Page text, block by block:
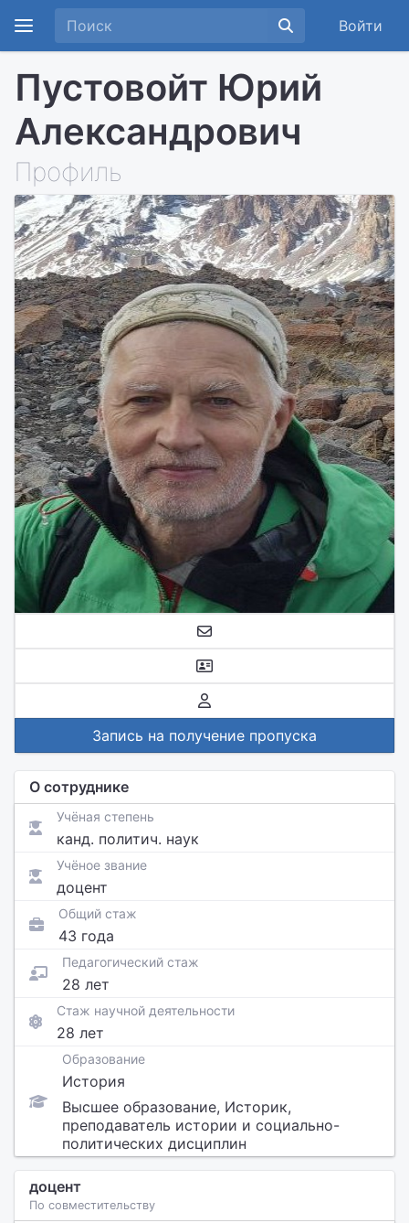
Войти
Пустовойт Юрий
Александрович
Профиль
Запись на получение пропуска
О сотруднике
Учёная степень
канд. политич. наук
Учёное звание
доцент
Общий стаж
43 года
Педагогический стаж
28 лет
Стаж научной деятельности
28 лет
Образование
История
Высшее образование, Историк,
преподаватель истории и социально-
политических дисциплин
доцент
По совместительству